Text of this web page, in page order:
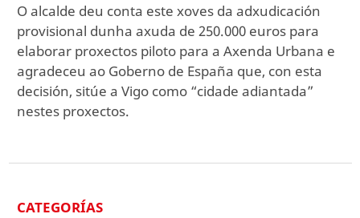
O alcalde deu conta este xoves da adxudicación
provisional dunha axuda de 250.000 euros para
elaborar proxectos piloto para a Axenda Urbana e
agradeceu ao Goberno de España que, con esta
decisión, sitúe a Vigo como “cidade adiantada”
nestes proxectos.
CATEGORÍAS